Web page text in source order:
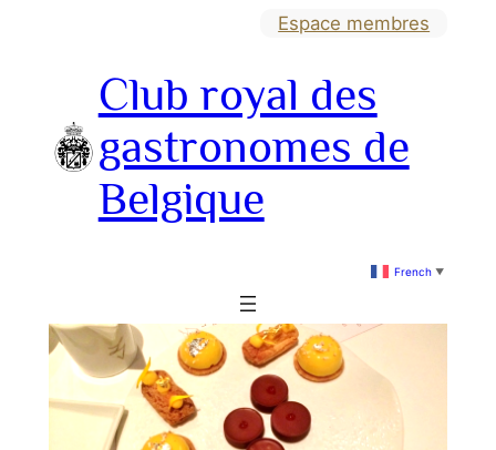
Espace membres
Club royal des
gastronomes de
Belgique
French ▼